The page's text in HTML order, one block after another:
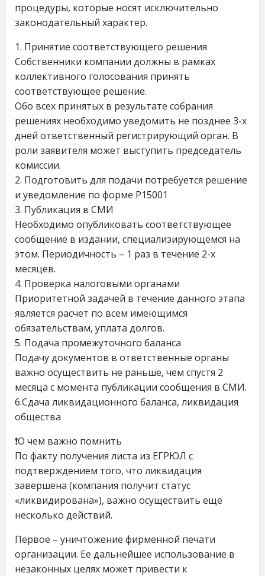
процедуры, которые носят исключительно
законодательный характер.
1. Принятие соответствующего решения
Собственники компании должны в рамках
коллективного голосования принять
соответствующее решение.
Обо всех принятых в результате собрания
решениях необходимо уведомить не позднее 3-х
дней ответственный регистрирующий орган. В
роли заявителя может выступить председатель
комиссии.
2. Подготовить для подачи потребуется решение
и уведомление по форме Р15001
3. Публикация в СМИ
Необходимо опубликовать соответствующее
сообщение в издании, специализирующемся на
этом. Периодичность – 1 раз в течение 2-х
месяцев.
4. Проверка налоговыми органами
Приоритетной задачей в течение данного этапа
является расчет по всем имеющимся
обязательствам, уплата долгов.
5. Подача промежуточного баланса
Подачу документов в ответственные органы
важно осуществить не раньше, чем спустя 2
месяца с момента публикации сообщения в СМИ.
6.Сдача ликвидационного баланса, ликвидация
общества
❗️О чем важно помнить
По факту получения листа из ЕГРЮЛ с
подтверждением того, что ликвидация
завершена (компания получит статус
«ликвидирована»), важно осуществить еще
несколько действий.
Первое – уничтожение фирменной печати
организации. Ее дальнейшее использование в
незаконных целях может привести к